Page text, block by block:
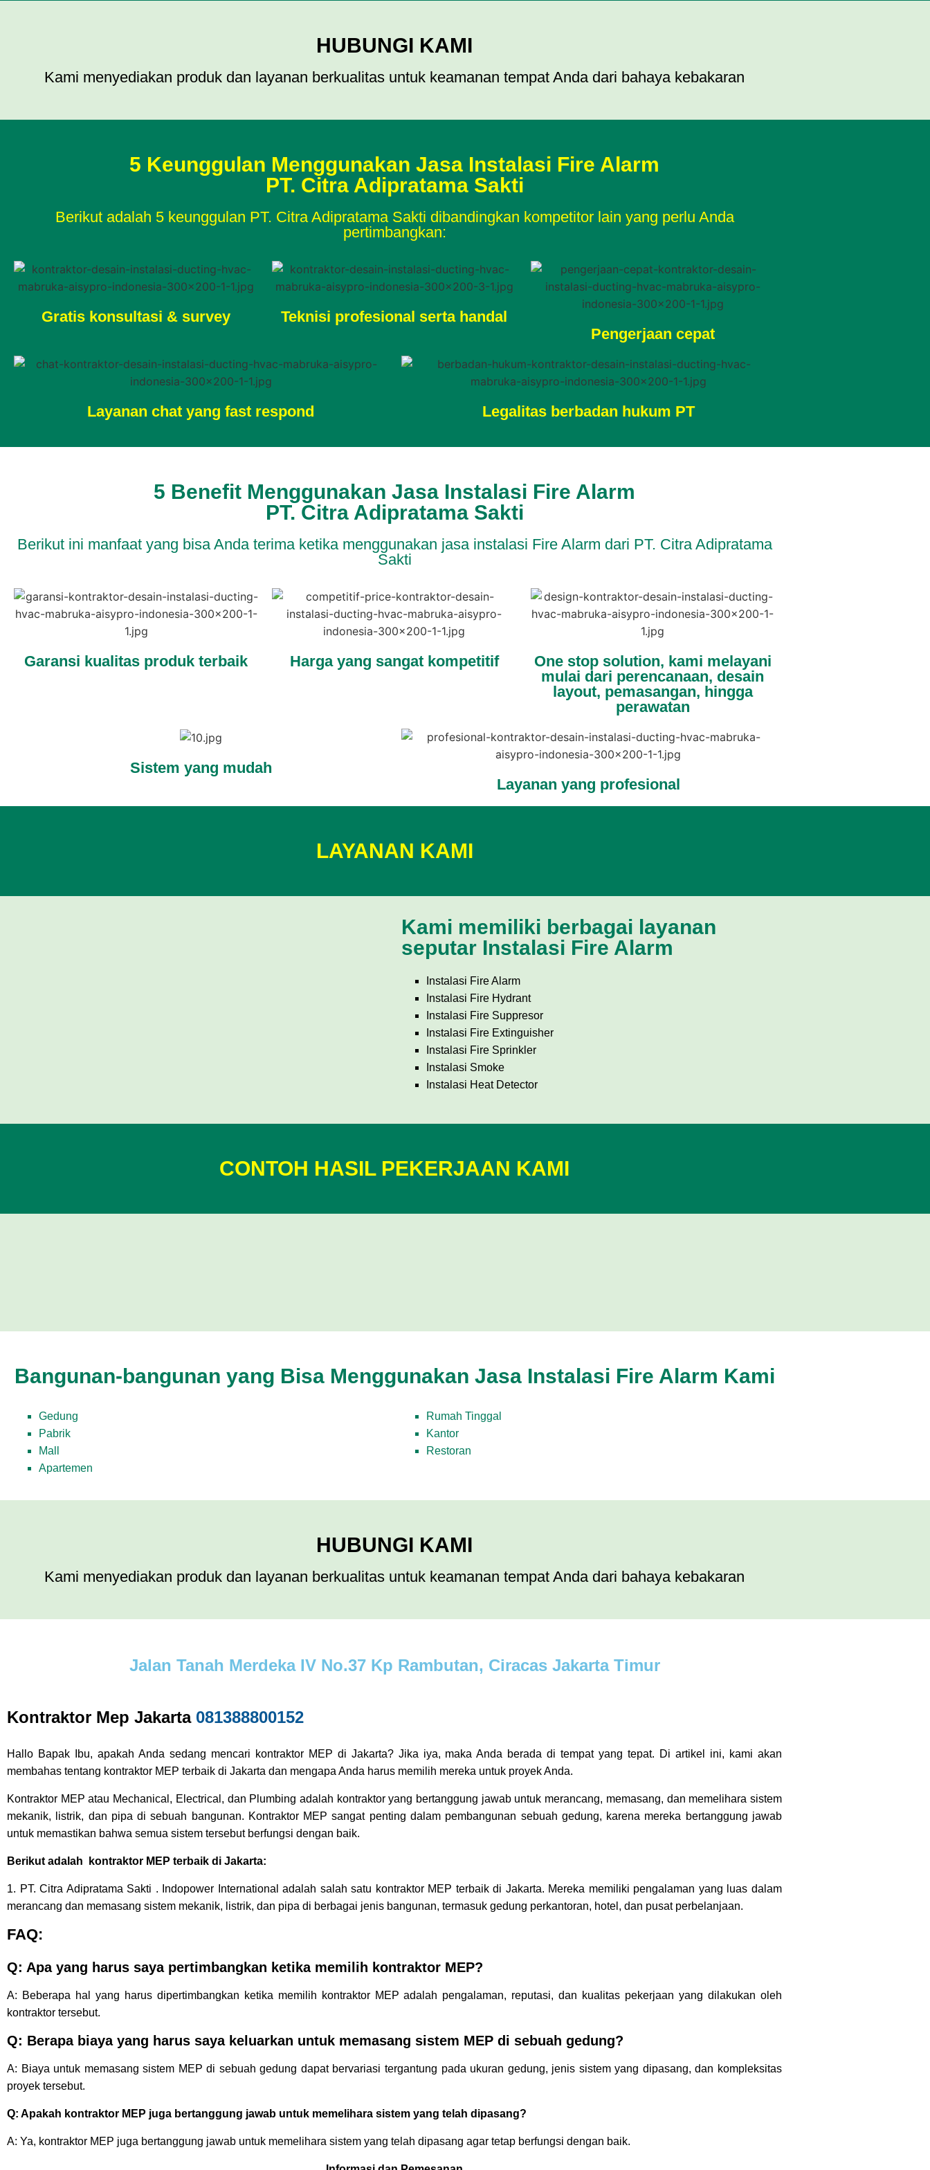
HUBUNGI KAMI
Kami menyediakan produk dan layanan berkualitas untuk keamanan tempat Anda dari bahaya kebakaran
5 Keunggulan Menggunakan Jasa Instalasi Fire Alarm
PT. Citra Adipratama Sakti
Berikut adalah 5 keunggulan PT. Citra Adipratama Sakti dibandingkan kompetitor lain yang perlu Anda
pertimbangkan:
Gratis konsultasi & survey
Teknisi profesional serta handal
Pengerjaan cepat
Layanan chat yang fast respond Legalitas berbadan hukum PT
5 Benefit Menggunakan Jasa Instalasi Fire Alarm
PT. Citra Adipratama Sakti
Berikut ini manfaat yang bisa Anda terima ketika menggunakan jasa instalasi Fire Alarm dari PT. Citra Adipratama
Sakti
Garansi kualitas produk terbaik Harga yang sangat kompetitif
One stop solution, kami melayani
mulai dari perencanaan, desain
layout, pemasangan, hingga
perawatan
Sistem yang mudah
Layanan yang profesional
LAYANAN KAMI
Kami memiliki berbagai layanan
seputar Instalasi Fire Alarm
Instalasi Fire Alarm
Instalasi Fire Hydrant
Instalasi Fire Suppresor
Instalasi Fire Extinguisher
Instalasi Fire Sprinkler
Instalasi Smoke
Instalasi Heat Detector
CONTOH HASIL PEKERJAAN KAMI
Bangunan-bangunan yang Bisa Menggunakan Jasa Instalasi Fire Alarm Kami
Gedung
Pabrik
Mall
Apartemen
Rumah Tinggal
Kantor
Restoran
HUBUNGI KAMI
Kami menyediakan produk dan layanan berkualitas untuk keamanan tempat Anda dari bahaya kebakaran
Jalan Tanah Merdeka IV No.37 Kp Rambutan, Ciracas Jakarta Timur
Kontraktor Mep Jakarta 081388800152
Hallo Bapak Ibu, apakah Anda sedang mencari kontraktor MEP di Jakarta? Jika iya, maka Anda berada di tempat yang tepat. Di artikel ini, kami akan
membahas tentang kontraktor MEP terbaik di Jakarta dan mengapa Anda harus memilih mereka untuk proyek Anda.
Kontraktor MEP atau Mechanical, Electrical, dan Plumbing adalah kontraktor yang bertanggung jawab untuk merancang, memasang, dan memelihara sistem
mekanik, listrik, dan pipa di sebuah bangunan. Kontraktor MEP sangat penting dalam pembangunan sebuah gedung, karena mereka bertanggung jawab
untuk memastikan bahwa semua sistem tersebut berfungsi dengan baik.
Berikut adalah kontraktor MEP terbaik di Jakarta:
1. PT. Citra Adipratama Sakti . Indopower International adalah salah satu kontraktor MEP terbaik di Jakarta. Mereka memiliki pengalaman yang luas dalam
merancang dan memasang sistem mekanik, listrik, dan pipa di berbagai jenis bangunan, termasuk gedung perkantoran, hotel, dan pusat perbelanjaan.
FAQ:
Q: Apa yang harus saya pertimbangkan ketika memilih kontraktor MEP?
A: Beberapa hal yang harus dipertimbangkan ketika memilih kontraktor MEP adalah pengalaman, reputasi, dan kualitas pekerjaan yang dilakukan oleh
kontraktor tersebut.
Q: Berapa biaya yang harus saya keluarkan untuk memasang sistem MEP di sebuah gedung?
A: Biaya untuk memasang sistem MEP di sebuah gedung dapat bervariasi tergantung pada ukuran gedung, jenis sistem yang dipasang, dan kompleksitas
proyek tersebut.
Q: Apakah kontraktor MEP juga bertanggung jawab untuk memelihara sistem yang telah dipasang?
A: Ya, kontraktor MEP juga bertanggung jawab untuk memelihara sistem yang telah dipasang agar tetap berfungsi dengan baik.